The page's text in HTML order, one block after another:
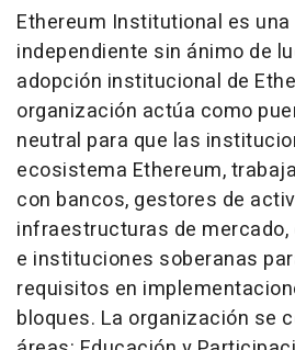
Ethereum Institutional es
independiente sin ánimo de
adopción institucional de
organización actúa como
neutral para que las
ecosistema Ethereum,
con bancos, gestores de
infraestructuras de
e instituciones soberanas
requisitos en
bloques. La organización se